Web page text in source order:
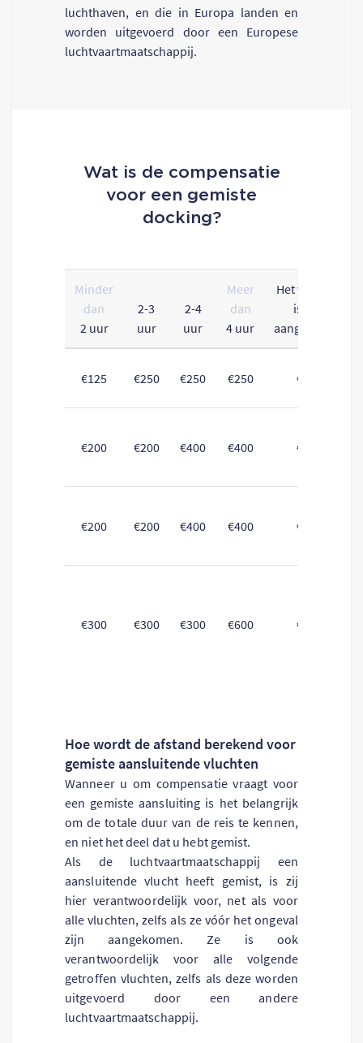
luchthaven, en die in Europa landen en
worden uitgevoerd door een Europese
luchtvaartmaatschappij.
Wat is de compensatie
voor een gemiste
docking?
Minder
dan
2 uur
2-3
uur
2-4
uur
Meer
dan
4 uur
Het vliegtuig
is niet
aangekomen
€125 €250 €250 €250 €250
€200 €200 €400 €400 €400
€200 €200 €400 €400 €400
€300 €300 €300 €600 €600
Hoe wordt de afstand berekend voor
gemiste aansluitende vluchten
Wanneer u om compensatie vraagt ​​voor
een gemiste aansluiting is het belangrijk
om de totale duur van de reis te kennen,
en niet het deel dat u hebt gemist.
Als de luchtvaartmaatschappij een
aansluitende vlucht heeft gemist, is zij
hier verantwoordelijk voor, net als voor
alle vluchten, zelfs als ze vóór het ongeval
zijn aangekomen. Ze is ook
verantwoordelijk voor alle volgende
getroffen vluchten, zelfs als deze worden
uitgevoerd door een andere
luchtvaartmaatschappij.